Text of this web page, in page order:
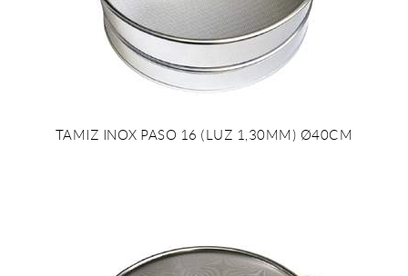
TAMIZ INOX PASO 16 (LUZ 1,30MM) Ø40CM